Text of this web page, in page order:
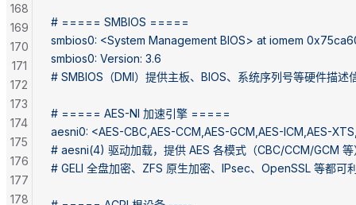
# ===== SMBIOS =====
smbios0: <System Management BIOS> at iomem
smbios0: Version: 3.6
# SMBIOS（DMI）提供主板、BIOS、系统序列号等硬件描述
# ===== AES-NI 加速引擎 =====
aesni0: <AES-CBC,AES-CCM,AES-GCM,AES-ICM,AES-
# aesni(4) 驱动加载，提供 AES 各模式（CBC/CCM/GCM
# GELI 全盘加密、ZFS 原生加密、IPsec、OpenSSL 等都可
168
169
170
171
172
173
174
175
176
177
178